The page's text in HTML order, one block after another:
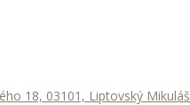
18, 03101, Liptovský Mikuláš